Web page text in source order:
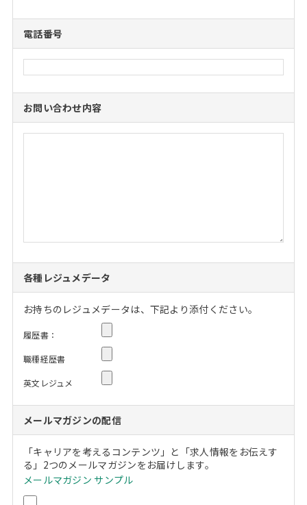
電話番号
お問い合わせ内容
各種レジュメデータ
お持ちのレジュメデータは、下記より添付ください。
履歴書：
職種経歴書
英文レジュメ
メールマガジンの配信
「キャリアを考えるコンテンツ」と「求人情報をお伝えす
る」2つのメールマガジンをお届けします。
メールマガジン サンプル